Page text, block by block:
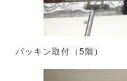
パッキン取付（5階）